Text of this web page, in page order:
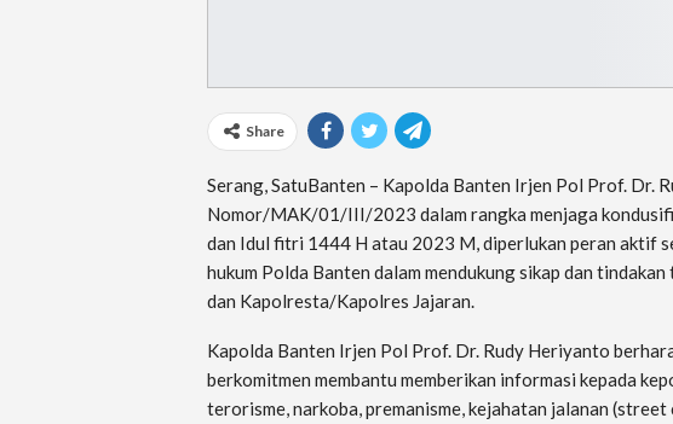
Share
Serang, SatuBanten – Kapolda Banten Irjen Pol Prof. Dr.
Nomor/MAK/01/III/2023 dalam rangka menjaga
dan Idul fitri 1444 H atau 2023 M, diperlukan peran aktif
hukum Polda Banten dalam mendukung sikap dan
dan Kapolresta/Kapolres Jajaran.
Kapolda Banten Irjen Pol Prof. Dr. Rudy Heriyanto
berkomitmen membantu memberikan informasi kepada
terorisme, narkoba, premanisme, kejahatan jalanan (street